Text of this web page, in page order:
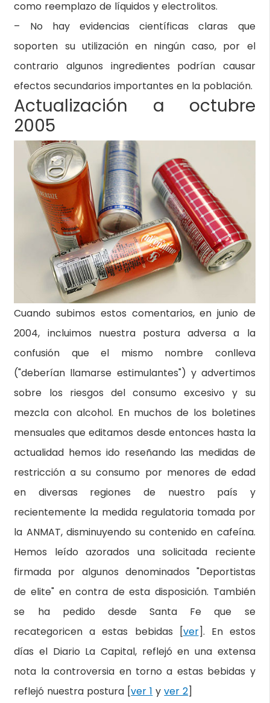
como reemplazo de líquidos y electrolitos.
– No hay evidencias científicas claras que
soporten su utilización en ningún caso, por el
contrario algunos ingredientes podrían causar
efectos secundarios importantes en la población.
Actualización a octubre
2005
Cuando subimos estos comentarios, en junio de
2004, incluimos nuestra postura adversa a la
confusión que el mismo nombre conlleva
("deberían llamarse estimulantes") y advertimos
sobre los riesgos del consumo excesivo y su
mezcla con alcohol. En muchos de los boletines
mensuales que editamos desde entonces hasta la
actualidad hemos ido reseñando las medidas de
restricción a su consumo por menores de edad
en diversas regiones de nuestro país y
recientemente la medida regulatoria tomada por
la ANMAT, disminuyendo su contenido en cafeína.
Hemos leído azorados una solicitada reciente
firmada por algunos denominados "Deportistas
de elite" en contra de esta disposición. También
se ha pedido desde Santa Fe que se
recategoricen a estas bebidas [ver]. En estos
días el Diario La Capital, reflejó en una extensa
nota la controversia en torno a estas bebidas y
reflejó nuestra postura [ver 1 yver 2]